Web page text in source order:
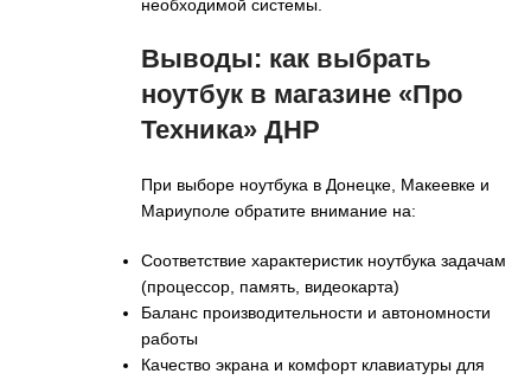
необходимой системы.
Выводы: как выбрать
ноутбук в магазине «Про
Техника» ДНР
При выборе ноутбука в Донецке, Макеевке и
Мариуполе обратите внимание на:
Соответствие характеристик ноутбука задачам
(процессор, память, видеокарта)
Баланс производительности и автономности
работы
Качество экрана и комфорт клавиатуры для